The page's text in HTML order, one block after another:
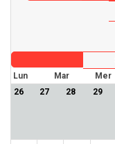
Lun Mar Mer
26
27 28 29